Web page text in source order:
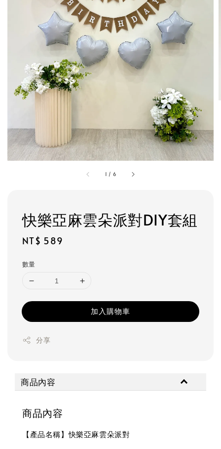
1 / 6
快樂亞麻雲朵派對DIY套組
Regular
NT$ 589
數量
加入購物車
分享
商品內容
商品內容
【產品名稱】快樂亞麻雲朵派對